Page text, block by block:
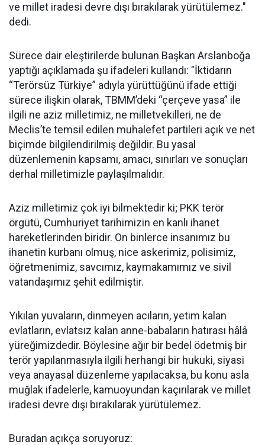
ve millet iradesi devre dışı bırakılarak yürütülemez."
dedi.
Sürece dair eleştirilerde bulunan Başkan Arslanboğa
yaptığı açıklamada şu ifadeleri kullandı: "İktidarın
“Terörsüz Türkiye” adıyla yürüttüğünü ifade ettiği
sürece ilişkin olarak, TBMM’deki “çerçeve yasa” ile
ilgili ne aziz milletimiz, ne milletvekilleri, ne de
Meclis’te temsil edilen muhalefet partileri açık ve net
biçimde bilgilendirilmiş değildir. Bu yasal
düzenlemenin kapsamı, amacı, sınırları ve sonuçları
derhal milletimizle paylaşılmalıdır.
Aziz milletimiz çok iyi bilmektedir ki; PKK terör
örgütü, Cumhuriyet tarihimizin en kanlı ihanet
hareketlerinden biridir. On binlerce insanımız bu
ihanetin kurbanı olmuş, nice askerimiz, polisimiz,
öğretmenimiz, savcımız, kaymakamımız ve sivil
vatandaşımız şehit edilmiştir.
Yıkılan yuvaların, dinmeyen acıların, yetim kalan
evlatların, evlatsız kalan anne-babaların hatırası hâlâ
yüreğimizdedir. Böylesine ağır bir bedel ödetmiş bir
terör yapılanmasıyla ilgili herhangi bir hukuki, siyasi
veya anayasal düzenleme yapılacaksa, bu konu asla
muğlak ifadelerle, kamuoyundan kaçırılarak ve millet
iradesi devre dışı bırakılarak yürütülemez.
Buradan açıkça soruyoruz: